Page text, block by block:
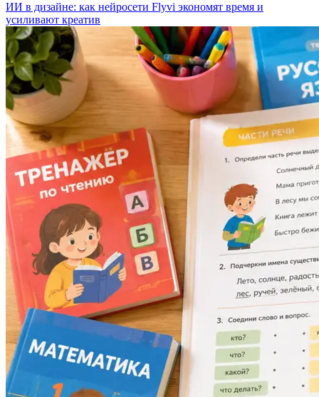
ИИ в дизайне: как нейросети Flyvi экономят время и
усиливают креатив